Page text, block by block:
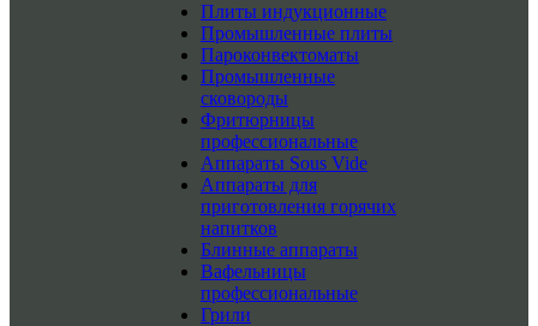
Плиты индукционные
Промышленные плиты
Пароконвектоматы
Промышленные
сковороды
Фритюрницы
профессиональные
Аппараты Sous Vide
Аппараты для
приготовления горячих
напитков
Блинные аппараты
Вафельницы
профессиональные
Грили